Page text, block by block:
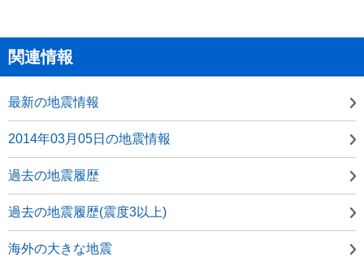
関連情報
最新の地震情報
2014年03月05日の地震情報
過去の地震履歴
過去の地震履歴(震度3以上)
海外の大きな地震